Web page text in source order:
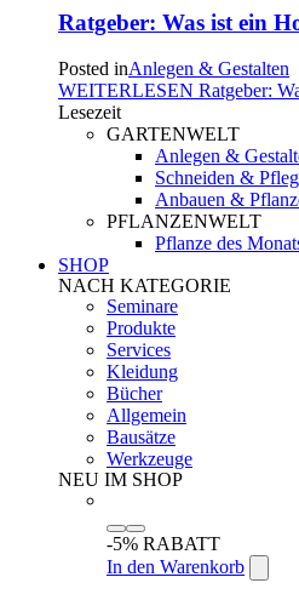
Ratgeber: Was ist ein
Posted inAnlegen & Gestalten
WEITERLESEN Ratgeber:
Lesezeit
GARTENWELT
Anlegen &
Schneiden &
Anbauen &
PFLANZENWELT
Pflanze des
SHOP
NACH KATEGORIE
Seminare
Produkte
Services
Kleidung
Bücher
Allgemein
Bausätze
Werkzeuge
NEU IM SHOP
-5% RABATT
In den Warenkorb